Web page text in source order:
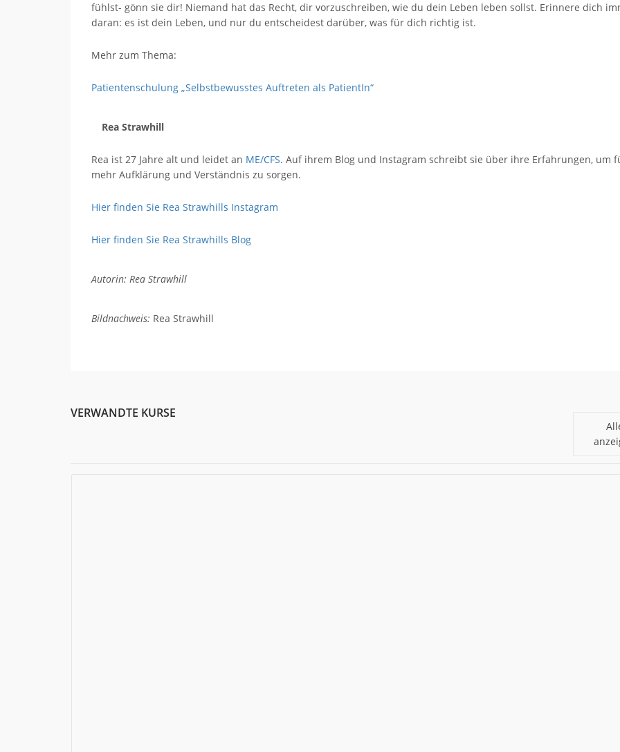
fühlst- gönn sie dir! Niemand hat das Recht, dir vorzuschreiben, wie du dein Leben leben sollst. Erinnere dich
daran: es ist dein Leben, und nur du entscheidest darüber, was für dich richtig ist.
Mehr zum Thema:
Patientenschulung „Selbstbewusstes Auftreten als PatientIn“
Rea Strawhill
Rea ist 27 Jahre alt und leidet an ME/CFS. Auf ihrem Blog und Instagram schreibt sie über ihre Erfahrungen, um
mehr Aufklärung und Verständnis zu sorgen.
Hier finden Sie Rea Strawhills Instagram
Hier finden Sie Rea Strawhills Blog
Autorin: Rea Strawhill
Bildnachweis: Rea Strawhill
VERWANDTE KURSE